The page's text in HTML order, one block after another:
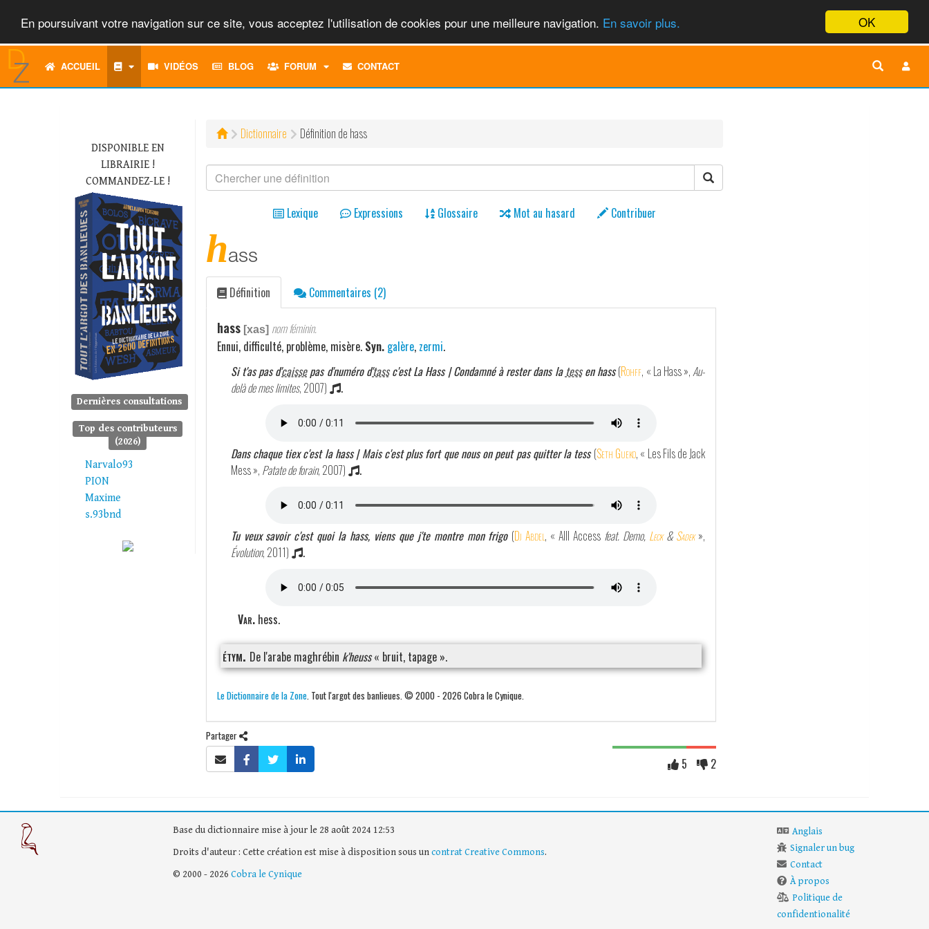
OK
En poursuivant votre navigation sur ce site, vous acceptez l'utilisation de cookies pour une meilleure navigation. En savoir plus.
ACCUEIL VIDÉOS BLOG FORUM
TOGGLECONTACT
DISPONIBLE EN
LIBRAIRIE !
COMMANDEZ-LE !
Dernières consultations
Top des contributeurs
(2026)
Narvalo93
PION
Maxime
s.93bnd
Dictionnaire Définition de hass
Lexique Expressions Glossaire Mot au hasard Contribuer
hass
Définition Commentaires (2)
hass [xas] nom féminin.
Ennui, difficulté, problème, misère. Syn. galère, zermi.
Si t'as pas d'caissepas d'numéro d'tassc'est La Hass | Condamné à rester dans latessen hass (Rohff, « La Hass »,Au-
delà de mes limites, 2007) .
Dans chaque tiex c'est la hass | Mais c'est plus fort que nous on peut pas quitter la tess (Seth Gueko, « Les Fils de Jack
Mess », Patate de forain, 2007) .
Tu veux savoir c'est quoi la hass, viens que j'te montre mon frigo (Dj Abdel, « Alll Access feat. Demo, Leck& Sadek»,
Évolution, 2011) .
Var. hess.
étym. De l'arabe maghrébin k'heuss« bruit, tapage ».
Le Dictionnaire de la Zone. Tout l'argot des banlieues. © 2000 - 2026 Cobra le Cynique.
Partager
5 2
Base du dictionnaire mise à jour le 28 août 2024 12:53
Droits d'auteur : Cette création est mise à disposition sous uncontrat Creative Commons.
© 2000 - 2026 Cobra le Cynique
Anglais
Signaler un bug
Contact
À propos
Politique de
confidentionalité